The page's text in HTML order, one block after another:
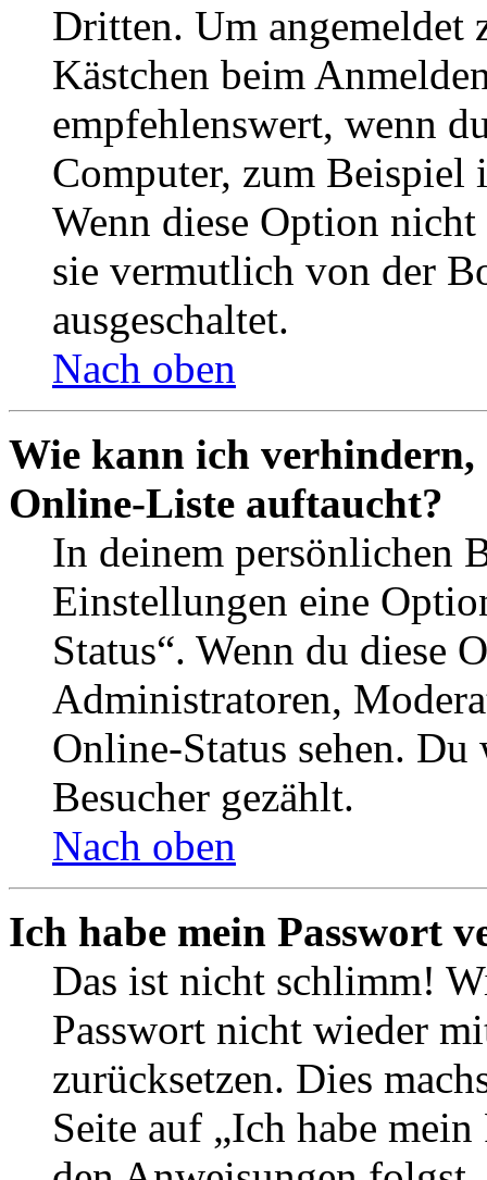
Dritten. Um angemeldet
Kästchen beim
empfehlenswert, wenn
Computer, zum Beispiel
Wenn diese Option
sie vermutlich von der
ausgeschaltet.
Nach oben
Wie kann ich verhindern,
Online-Liste auftaucht?
In deinem persönlichen
Einstellungen eine
Status“. Wenn du diese
Administratoren,
Online-Status sehen.
Besucher gezählt.
Nach oben
Ich habe mein Passwort
Das ist nicht schlimm!
Passwort nicht wieder
zurücksetzen. Dies
Seite auf „Ich habe